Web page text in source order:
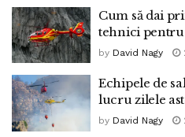
Cum să dai
tehnici
by David Nagy
Echipele de
lucru zilele
by David Nagy